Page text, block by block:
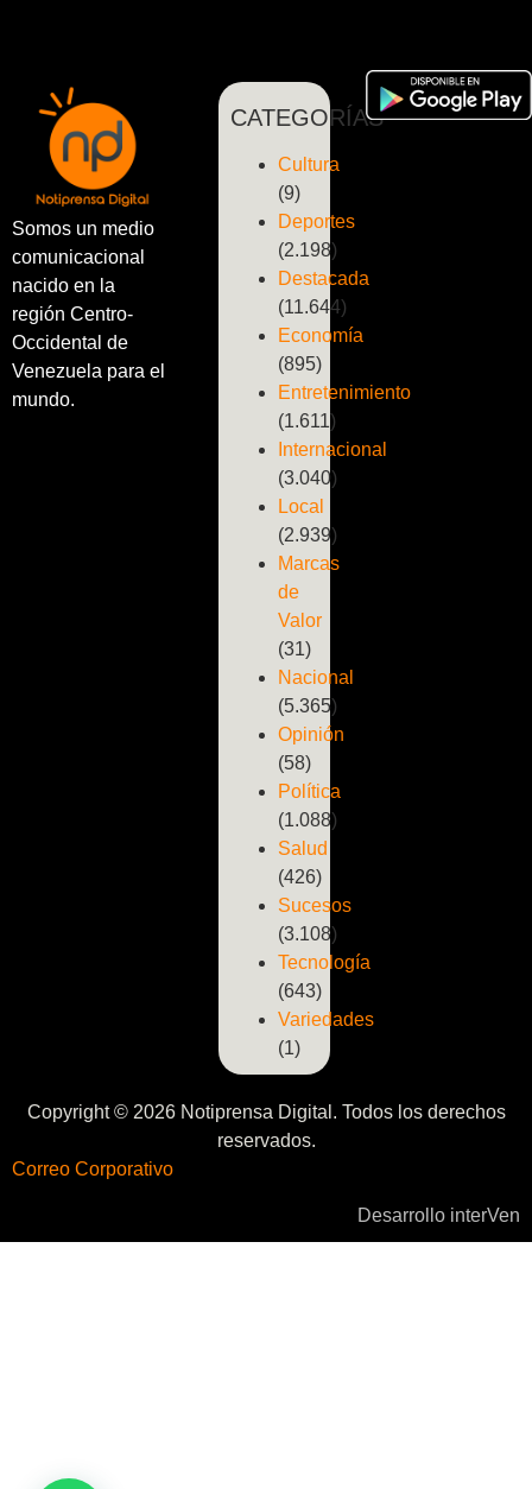
Somos un medio
comunicacional
nacido en la
región Centro-
Occidental de
Venezuela para el
mundo.
CATEGORÍAS
Cultura
(9)
Deportes
(2.198)
Destacada
(11.644)
Economía
(895)
Entretenimiento
(1.611)
Internacional
(3.040)
Local
(2.939)
Marcas
de
Valor
(31)
Nacional
(5.365)
Opinión
(58)
Política
(1.088)
Salud
(426)
Sucesos
(3.108)
Tecnología
(643)
Variedades
(1)
Copyright © 2026 Notiprensa Digital. Todos los derechos
reservados.
Correo Corporativo
Desarrollo interVen